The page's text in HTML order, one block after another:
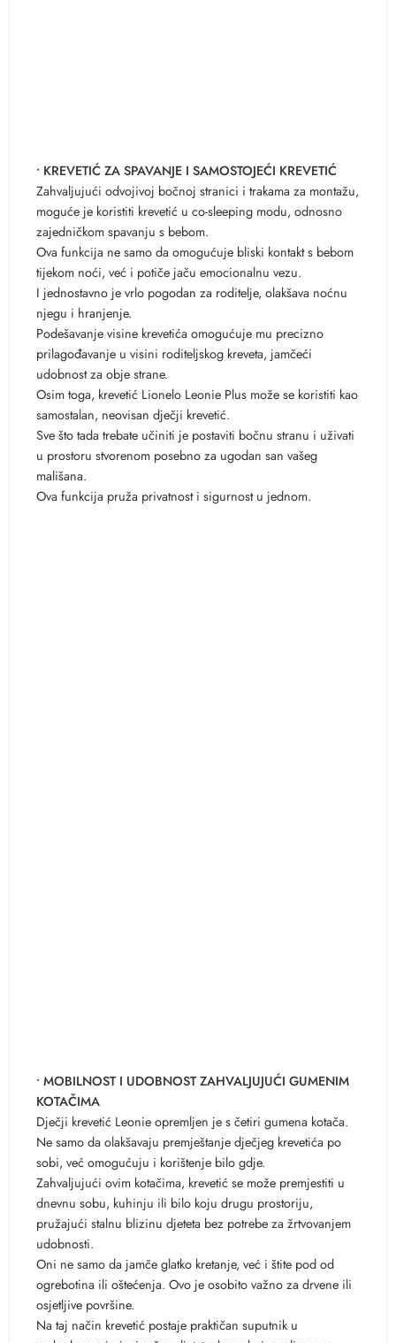
• KREVETIĆ ZA SPAVANJE I SAMOSTOJEĆI KREVETIĆ
Zahvaljujući odvojivoj bočnoj stranici i trakama za montažu,
moguće je koristiti krevetić u co-sleeping modu, odnosno
zajedničkom spavanju s bebom.
Ova funkcija ne samo da omogućuje bliski kontakt s bebom
tijekom noći, već i potiče jaču emocionalnu vezu.
I jednostavno je vrlo pogodan za roditelje, olakšava noćnu
njegu i hranjenje.
Podešavanje visine krevetića omogućuje mu precizno
prilagođavanje u visini roditeljskog kreveta, jamčeći
udobnost za obje strane.
Osim toga, krevetić Lionelo Leonie Plus može se koristiti kao
samostalan, neovisan dječji krevetić.
Sve što tada trebate učiniti je postaviti bočnu stranu i uživati
u prostoru stvorenom posebno za ugodan san vašeg
mališana.
Ova funkcija pruža privatnost i sigurnost u jednom.
• MOBILNOST I UDOBNOST ZAHVALJUJUĆI GUMENIM
KOTAČIMA
Dječji krevetić Leonie opremljen je s četiri gumena kotača.
Ne samo da olakšavaju premještanje dječjeg krevetića po
sobi, već omogućuju i korištenje bilo gdje.
Zahvaljujući ovim kotačima, krevetić se može premjestiti u
dnevnu sobu, kuhinju ili bilo koju drugu prostoriju,
pružajući stalnu blizinu djeteta bez potrebe za žrtvovanjem
udobnosti.
Oni ne samo da jamče glatko kretanje, već i štite pod od
ogrebotina ili oštećenja. Ovo je osobito važno za drvene ili
osjetljive površine.
Na taj način krevetić postaje praktičan suputnik u